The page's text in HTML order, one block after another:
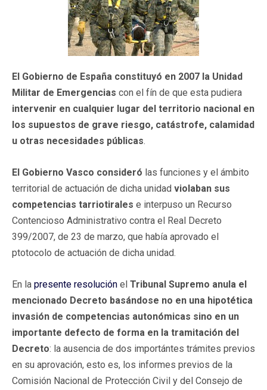
El Gobierno de España constituyó en 2007 la Unidad
Militar de Emergencias con el fín de que esta pudiera
intervenir en cualquier lugar del territorio nacional en
los supuestos de grave riesgo, catástrofe, calamidad
u otras necesidades públicas.
El Gobierno Vasco consideró las funciones y el ámbito
territorial de actuación de dicha unidad violaban sus
competencias tarriotirales e interpuso un Recurso
Contencioso Administrativo contra el Real Decreto
399/2007, de 23 de marzo, que había aprovado el
ptotocolo de actuación de dicha unidad.
En la presente resolución el Tribunal Supremo anula el
mencionado Decreto basándose no en una hipotética
invasión de competencias autonómicas sino en un
importante defecto de forma en la tramitación del
Decreto: la ausencia de dos importántes trámites previos
en su aprovación, esto es, los informes previos de la
Comisión Nacional de Protección Civil y del Consejo de